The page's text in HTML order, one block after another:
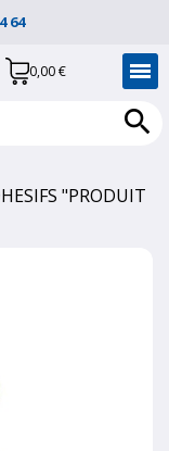
64
0,00 €

"PRODUIT